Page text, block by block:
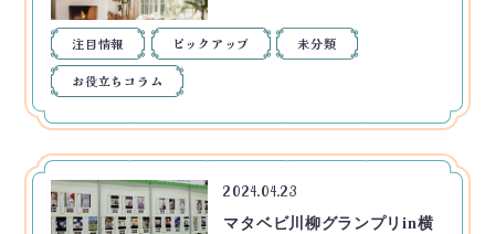
注目情報 ピックアップ 未分類
お役立ちコラム
2024.04.23
マタベビ川柳グランプリin横